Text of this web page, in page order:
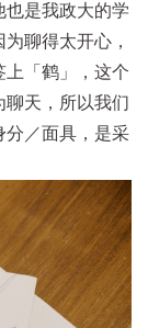
也是我政大的学
聊得太开心，
上「鹤」，这个
聊天，所以我们
分／面具，是采